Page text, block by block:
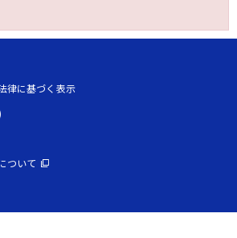
律に基づく表示
ついて